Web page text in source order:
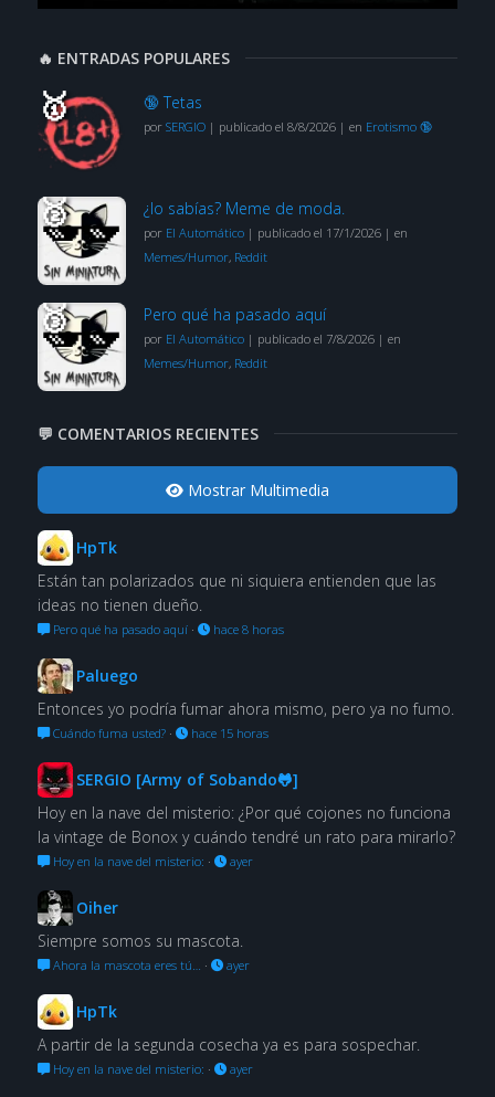
🔥 ENTRADAS POPULARES
🔞 Tetas
por SERGIO| publicado el 8/8/2026| en Erotismo 🔞
¿lo sabías? Meme de moda.
por El Automático| publicado el 17/1/2026| en
Memes/Humor, Reddit
Pero qué ha pasado aquí
por El Automático| publicado el 7/8/2026| en
Memes/Humor, Reddit
💬 COMENTARIOS RECIENTES
Mostrar Multimedia
HpTk
Están tan polarizados que ni siquiera entienden que las
ideas no tienen dueño.
Pero qué ha pasado aquí· hace 8 horas
Paluego
Entonces yo podría fumar ahora mismo, pero ya no fumo.
Cuándo fuma usted?· hace 15 horas
SERGIO [Army of Sobando🐸]
Hoy en la nave del misterio: ¿Por qué cojones no funciona
la vintage de Bonox y cuándo tendré un rato para mirarlo?
Hoy en la nave del misterio: · ayer
Oiher
Siempre somos su mascota.
Ahora la mascota eres tú… · ayer
HpTk
A partir de la segunda cosecha ya es para sospechar.
Hoy en la nave del misterio: · ayer